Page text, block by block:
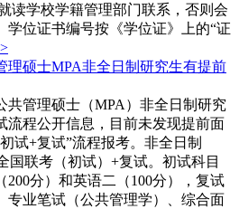
读学校学籍管理部门联系，否则会
学位证书编号按《学位证》上的“证
理硕士MPA非全日制研究生有提前
共管理硕士（MPA）非全日制研究
流程公开信息，目前未发现提前面
试+复试”流程报考。非全日制
国联考（初试）+复试。初试科目
200分）和英语二（100分），复试
专业笔试（公共管理学）、综合面